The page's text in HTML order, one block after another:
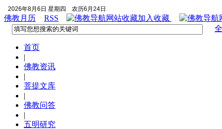
2026年8月6日 星期四 农历6月24日
佛教月历 RSS 加入收藏
首页
|
佛教资讯
|
菩提文库
|
佛教问答
|
五明研究